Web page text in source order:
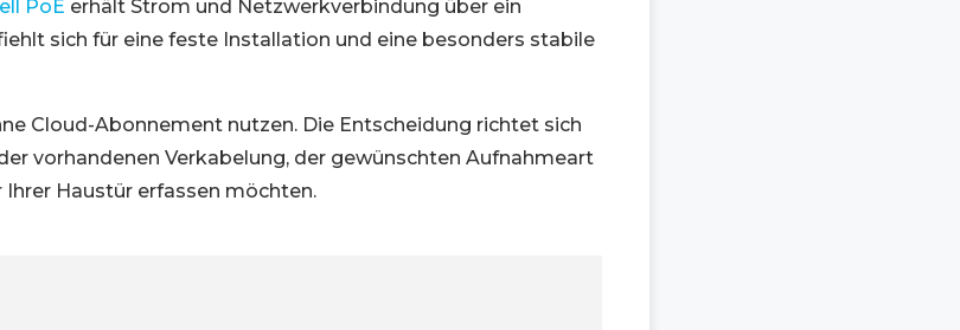
PoE erhält Strom und Netzwerkverbindung über ein
sich für eine feste Installation und eine besonders stabile
Cloud-Abonnement nutzen. Die Entscheidung richtet sich
vorhandenen Verkabelung, der gewünschten Aufnahmeart
Ihrer Haustür erfassen möchten.